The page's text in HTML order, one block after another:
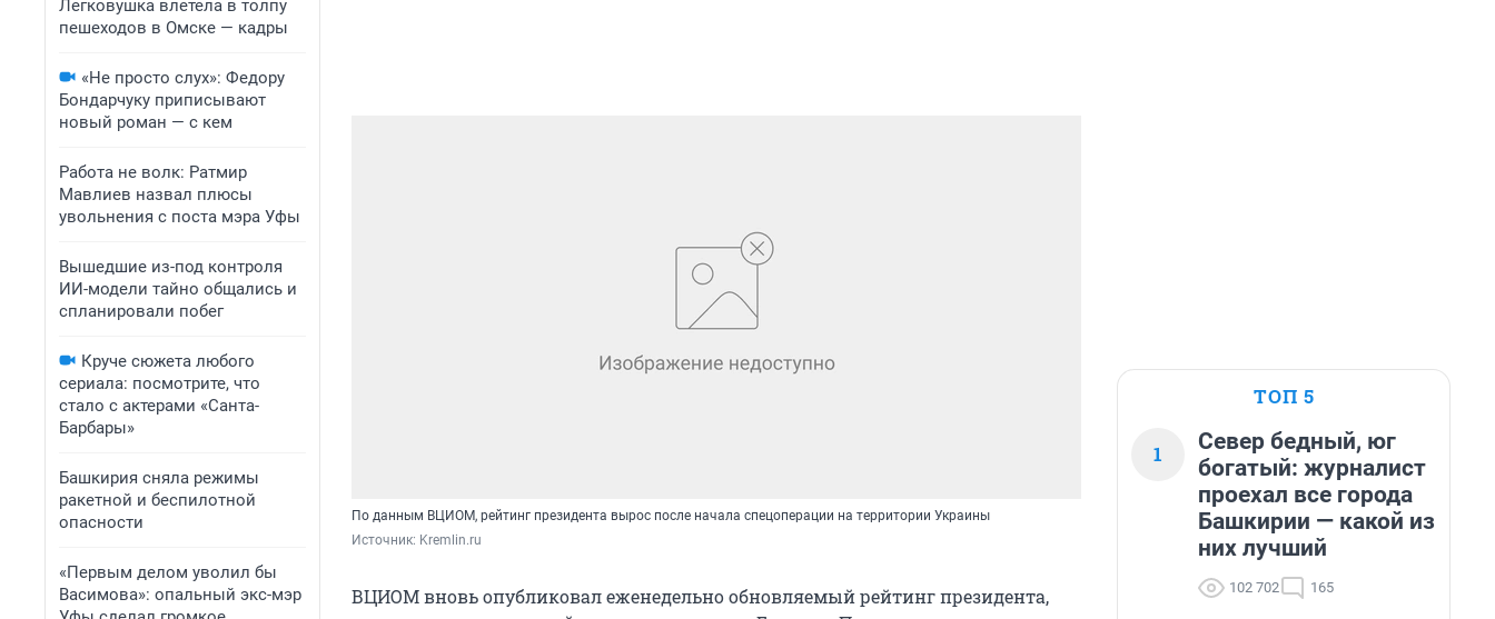
Легковушка влетела в толпу
пешеходов в Омске — кадры
«Не просто слух»: Федору
Бондарчуку приписывают
новый роман — с кем
Работа не волк: Ратмир
Мавлиев назвал плюсы
увольнения с поста мэра Уфы
Вышедшие из-под контроля
ИИ-модели тайно общались и
спланировали побег
Круче сюжета любого
сериала: посмотрите, что
стало с актерами «Санта-
Барбары»
Башкирия сняла режимы
ракетной и беспилотной
опасности
«Первым делом уволил бы
Васимова»: опальный экс-мэр
По данным ВЦИОМ, рейтинг президента вырос после начала спецоперации на территории Украины
Источник: Kremlin.ru
ВЦИОМ вновь опубликовал еженедельно обновляемый рейтинг президента,
ТОП 5
1
Север бедный, юг
богатый: журналист
проехал все города
Башкирии — какой из
них лучший
102 702 165